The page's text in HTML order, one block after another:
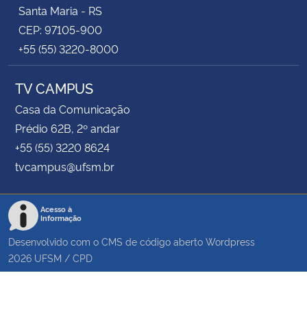
Santa Maria - RS
CEP: 97105-900
+55 (55) 3220-8000
TV CAMPUS
Casa da Comunicação
Prédio 62B, 2º andar
+55 (55) 3220 8624
tvcampus@ufsm.br
Acesso à
Informação
Desenvolvido com o CMS de código aberto Wordpress
2026 UFSM / CPD